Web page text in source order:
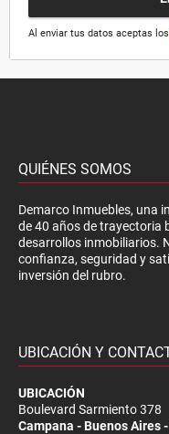
Al enviar tus datos aceptas los
QUIÉNES SOMOS
Demarco Inmuebles, una
de 40 años de trayectoria
desarrollos inmobiliarios.
confianza, seguridad y
inversión del rubro.
UBICACIÓN Y
UBICACIÓN
Boulevard Sarmiento 378
Campana - Buenos Aires